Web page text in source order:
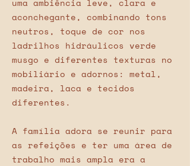
uma ambiência leve, clara e
aconchegante, combinando tons
neutros, toque de cor nos
ladrilhos hidráulicos verde
musgo e diferentes texturas no
mobiliário e adornos: metal,
madeira, laca e tecidos
diferentes.
A família adora se reunir para
as refeições e ter uma área de
trabalho mais ampla era a